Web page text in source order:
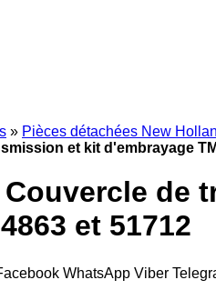
» Pièces détachées New
et kit d'embrayage
de
et 51712
WhatsApp Viber